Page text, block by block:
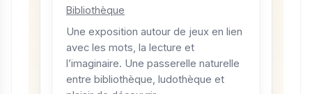
Bibliothèque
Une exposition autour de jeux en lien
avec les mots, la lecture et
l’imaginaire. Une passerelle naturelle
entre bibliothèque, ludothèque et